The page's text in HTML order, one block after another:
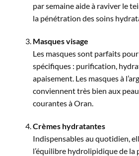
par semaine aide à raviver le
la pénétration des soins
Masques visage
Les masques sont parfaits
spécifiques : purification,
apaisement. Les masques à
conviennent très bien aux
courantes à Oran.
Crèmes hydratantes
Indispensables au quotidien,
l’équilibre hydrolipidique de la